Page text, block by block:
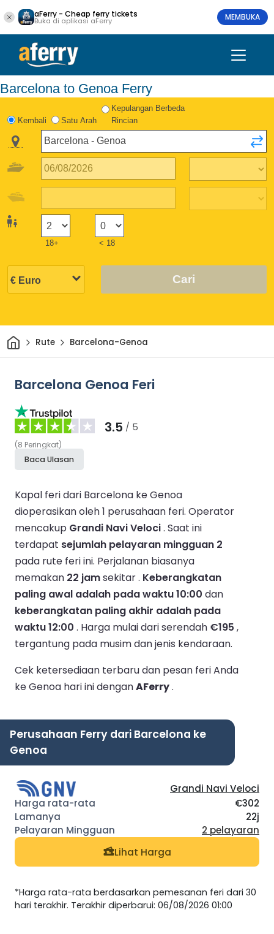
aFerry - Cheap ferry tickets
Buka di aplikasi aFerry MEMBUKA
Barcelona to Genoa Ferry
Kembali Satu Arah
Kepulangan Berbeda
Rincian
18+ < 18
Cari
Rumah
Rute Barcelona-Genoa
Barcelona Genoa Feri
3.5 / 5
(8 Peringkat)
Baca Ulasan
Kapal feri dari Barcelona ke Genoa
dioperasikan oleh 1 perusahaan feri. Operator
mencakup Grandi Navi Veloci. Saat ini
terdapat sejumlah pelayaran mingguan 2
pada rute feri ini. Perjalanan biasanya
memakan 22 jamsekitar . Keberangkatan
paling awal adalah pada waktu 10:00 dan
keberangkatan paling akhir adalah pada
waktu 12:00 . Harga mulai dari serendah €195 ,
tergantung pada musim dan jenis kendaraan.
Cek ketersediaan terbaru dan pesan feri Anda
ke Genoa hari ini denganAFerry.
Perusahaan Ferry dari Barcelona ke
Genoa
Grandi Navi Veloci
€302
22j
2 pelayaran
Lihat Harga
*Harga rata-rata berdasarkan pemesanan feri dari 30
hari terakhir. Terakhir diperbarui: 06/08/2026 01:00